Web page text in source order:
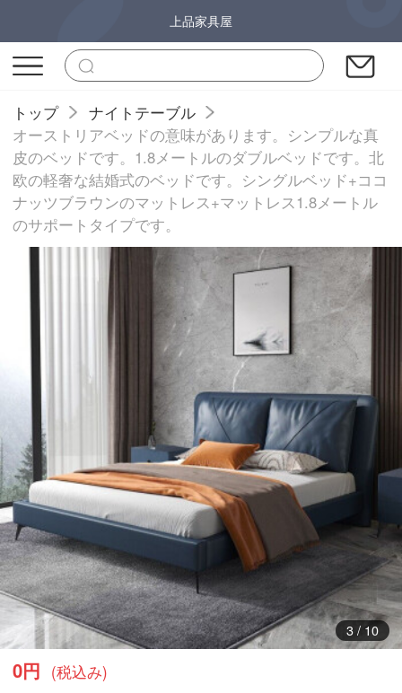
上品家具屋
トップ
ナイトテーブル
オーストリアベッドの意味があります。シンプルな真
皮のベッドです。1.8メートルのダブルベッドです。北
欧の軽奢な結婚式のベッドです。シングルベッド+ココ
ナッツブラウンのマットレス+マットレス1.8メートル
のサポートタイプです。
4/ 10
0円 (税込み)